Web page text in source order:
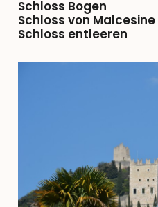
Schloss Bogen
Schloss von Malcesine
Schloss entleeren